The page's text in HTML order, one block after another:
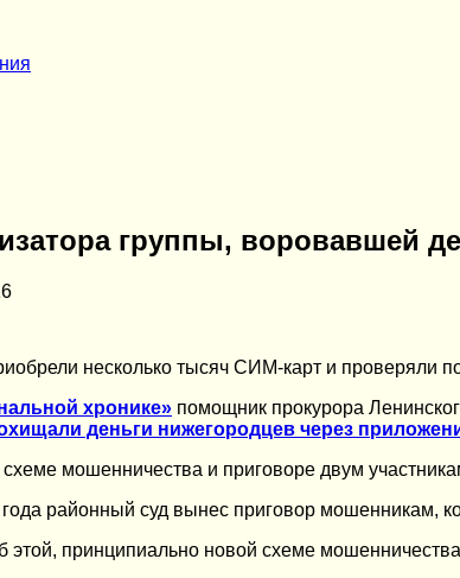
группы, воровавшей
несколько тысяч СИМ-карт и проверяли
хронике» помощник прокурора
деньги нижегородцев через
мошенничества и приговоре двум
районный суд вынес приговор мошенникам,
принципиально новой схеме